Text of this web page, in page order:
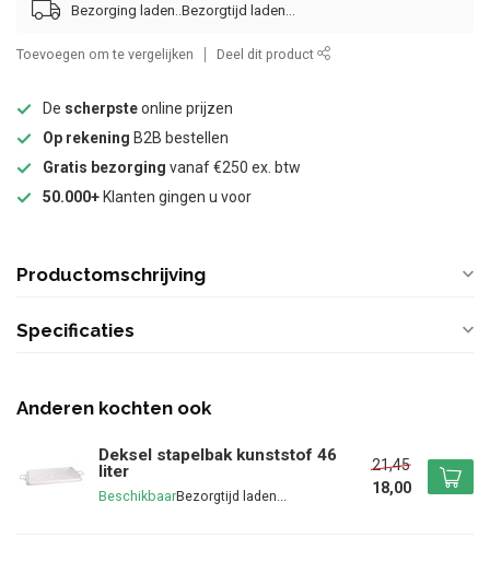
Bezorging laden..
Toevoegen om te vergelijken Deel dit product
De scherpsteonline prijzen
Op rekening B2B bestellen
Gratis bezorging vanaf €250 ex. btw
50.000+ Klanten gingen u voor
Productomschrijving
Specificaties
Anderen kochten ook
Deksel stapelbak kunststof 46
liter
Beschikbaar
21,45
18,00